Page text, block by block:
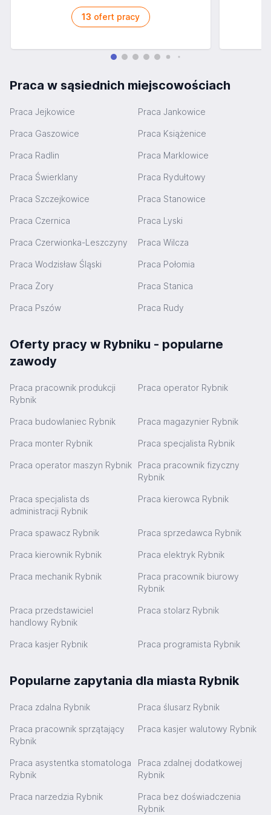
13 ofert pracy
Praca w sąsiednich miejscowościach
Praca Jejkowice Praca Jankowice
Praca Gaszowice Praca Książenice
Praca Radlin Praca Marklowice
Praca Świerklany Praca Rydułtowy
Praca Szczejkowice Praca Stanowice
Praca Czernica Praca Lyski
Praca Czerwionka-Leszczyny Praca Wilcza
Praca Wodzisław Śląski Praca Połomia
Praca Żory Praca Stanica
Praca Pszów Praca Rudy
Oferty pracy w Rybniku - popularne
zawody
Praca pracownik produkcji
Rybnik
Praca operator Rybnik
Praca budowlaniec Rybnik Praca magazynier Rybnik
Praca monter Rybnik Praca specjalista Rybnik
Praca operator maszyn Rybnik
Praca pracownik fizyczny
Rybnik
Praca specjalista ds
administracji Rybnik
Praca kierowca Rybnik
Praca spawacz Rybnik Praca sprzedawca Rybnik
Praca kierownik Rybnik Praca elektryk Rybnik
Praca mechanik Rybnik
Praca pracownik biurowy
Rybnik
Praca przedstawiciel
handlowy Rybnik
Praca stolarz Rybnik
Praca kasjer Rybnik Praca programista Rybnik
Popularne zapytania dla miasta Rybnik
Praca zdalna Rybnik Praca ślusarz Rybnik
Praca pracownik sprzątający
Rybnik
Praca kasjer walutowy Rybnik
Praca asystentka stomatologa
Rybnik
Praca zdalnej dodatkowej
Rybnik
Praca narzedzia Rybnik
Praca bez doświadczenia
Rybnik